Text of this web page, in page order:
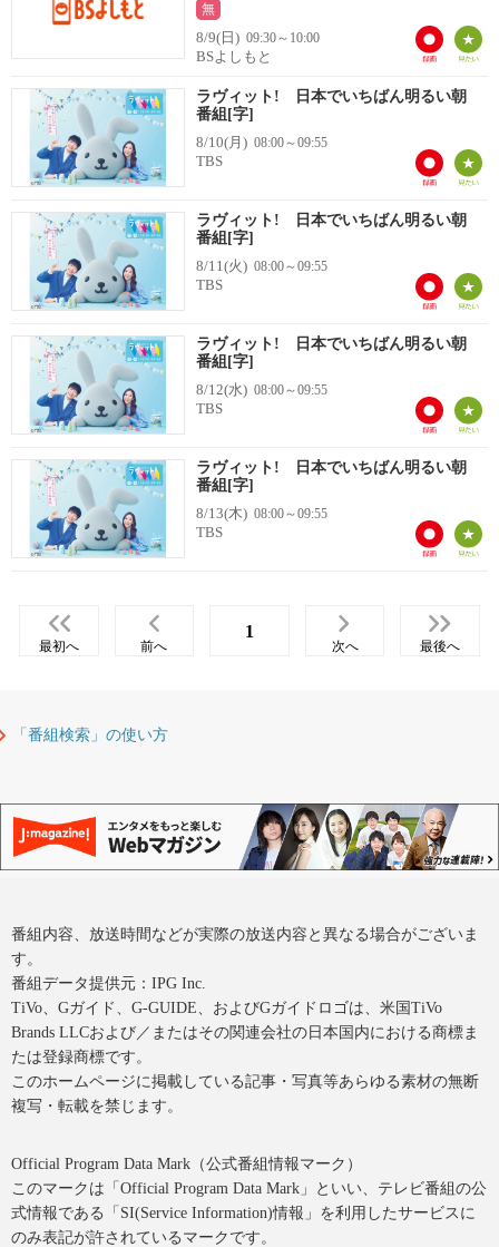
無
8/9(日) 09:30～10:00
BSよしもと
ラヴィット! 日本でいちばん明るい朝
番組[字]
8/10(月) 08:00～09:55
TBS
ラヴィット! 日本でいちばん明るい朝
番組[字]
8/11(火) 08:00～09:55
TBS
ラヴィット! 日本でいちばん明るい朝
番組[字]
8/12(水) 08:00～09:55
TBS
ラヴィット! 日本でいちばん明るい朝
番組[字]
8/13(木) 08:00～09:55
TBS
最初へ 前へ
1
次へ 最後へ
「番組検索」の使い方
番組内容、放送時間などが実際の放送内容と異なる場合がございま
す。
番組データ提供元：IPG Inc.
TiVo、Gガイド、G-GUIDE、およびGガイドロゴは、米国TiVo
Brands LLCおよび／またはその関連会社の日本国内における商標ま
たは登録商標です。
このホームページに掲載している記事・写真等あらゆる素材の無断
複写・転載を禁じます。
Official Program Data Mark（公式番組情報マーク）
このマークは「Official Program Data Mark」といい、テレビ番組の公
式情報である「SI(Service Information)情報」を利用したサービスに
のみ表記が許されているマークです。